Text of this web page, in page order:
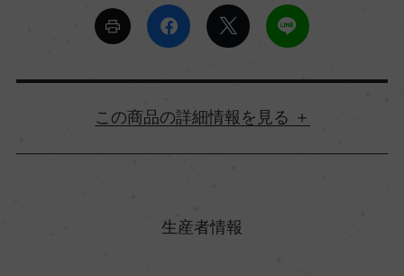
詳細情報
生産者情報